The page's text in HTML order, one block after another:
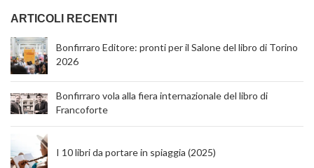
ARTICOLI RECENTI
Bonfirraro Editore: pronti per il Salone del libro di Torino
2026
Bonfirraro vola alla fiera internazionale del libro di
Francoforte
I 10 libri da portare in spiaggia (2025)